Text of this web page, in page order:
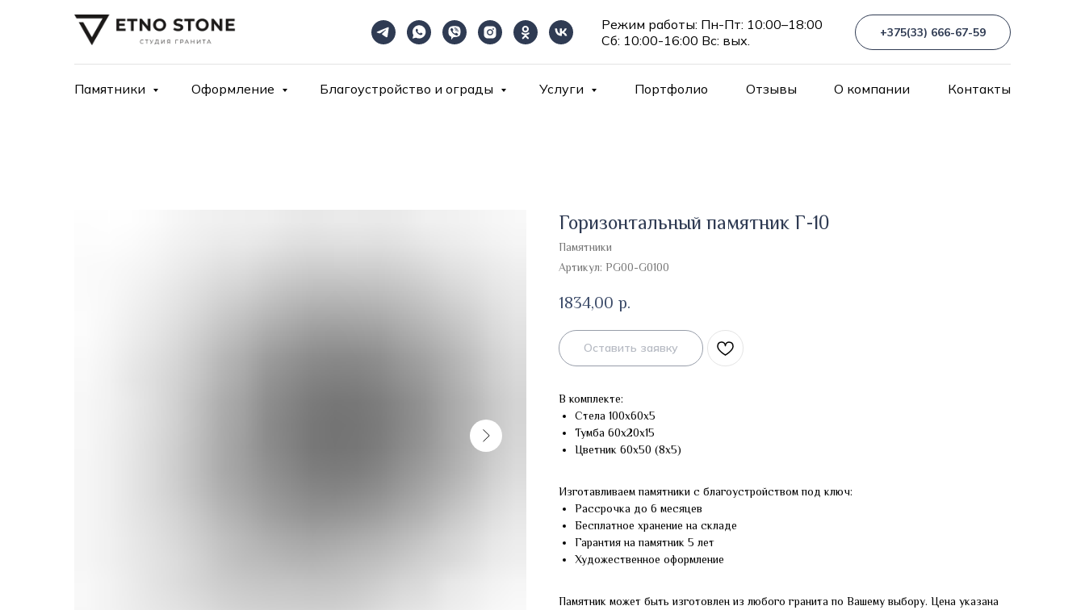
Режим работы: Пн-Пт: 10:00–18:00
Сб: 10:00-16:00 Вс: вых.
+375(33) 666-67-59
Памятники Оформление Благоустройство и ограды Услуги Портфолио Отзывы О компании Контакты
Горизонтальный памятник Г-10
Памятники
Артикул: PG00-G0100
1834,00 р.
Оставить заявку
В комплекте:
Стела 100х60х5
Тумба 60х20х15
Цветник 60х50 (8х5)
Изготавливаем памятники с благоустройством под ключ:
Рассрочка до 6 месяцев
Бесплатное хранение на складе
Гарантия на памятник 5 лет
Художественное оформление
Памятник может быть изготовлен из любого гранита по Вашему выбору. Цена указана